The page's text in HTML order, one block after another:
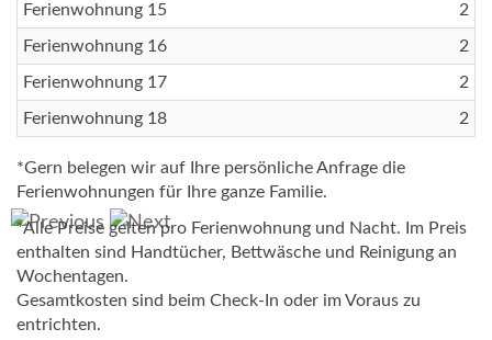
Ferienwohnung 15 2
Ferienwohnung 16 2
Ferienwohnung 17 2
Ferienwohnung 18 2
*Gern belegen wir auf Ihre persönliche Anfrage die
Ferienwohnungen für Ihre ganze Familie.
*Alle Preise gelten pro Ferienwohnung und Nacht. Im Preis
enthalten sind Handtücher, Bettwäsche und Reinigung an
Wochentagen.
Gesamtkosten sind beim Check-In oder im Voraus zu
entrichten.